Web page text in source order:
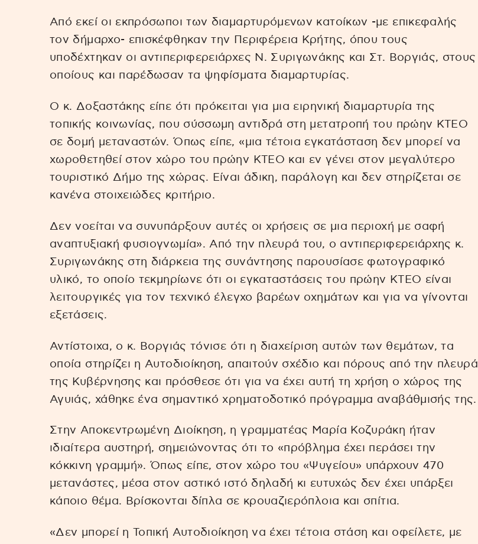
Από εκεί οι εκπρόσωποι των διαμαρτυρόμενων κατοίκων -με επικεφαλής
τον δήμαρχο- επισκέφθηκαν την Περιφέρεια Κρήτης, όπου τους
υποδέχτηκαν οι αντιπεριφερειάρχες Ν. Συριγωνάκης και Στ. Βοργιάς, στους
οποίους και παρέδωσαν τα ψηφίσματα διαμαρτυρίας.
Ο κ. Δοξαστάκης είπε ότι πρόκειται για μια ειρηνική διαμαρτυρία της
τοπικής κοινωνίας, που σύσσωμη αντιδρά στη μετατροπή του πρώην ΚΤΕΟ
σε δομή μεταναστών. Όπως είπε, «μια τέτοια εγκατάσταση δεν μπορεί να
χωροθετηθεί στον χώρο του πρώην ΚΤΕΟ και εν γένει στον μεγαλύτερο
τουριστικό Δήμο της χώρας. Είναι άδικη, παράλογη και δεν στηρίζεται σε
κανένα στοιχειώδες κριτήριο.
Δεν νοείται να συνυπάρξουν αυτές οι χρήσεις σε μια περιοχή με σαφή
αναπτυξιακή φυσιογνωμία». Από την πλευρά του, ο αντιπεριφερειάρχης κ.
Συριγωνάκης στη διάρκεια της συνάντησης παρουσίασε φωτογραφικό
υλικό, το οποίο τεκμηρίωνε ότι οι εγκαταστάσεις του πρώην ΚΤΕΟ είναι
λειτουργικές για τον τεχνικό έλεγχο βαρέων οχημάτων και για να γίνονται
εξετάσεις.
Αντίστοιχα, ο κ. Βοργιάς τόνισε ότι η διαχείριση αυτών των θεμάτων, τα
οποία στηρίζει η Αυτοδιοίκηση, απαιτούν σχέδιο και πόρους από την πλευρά
της Κυβέρνησης και πρόσθεσε ότι για να έχει αυτή τη χρήση ο χώρος της
Αγυιάς, χάθηκε ένα σημαντικό χρηματοδοτικό πρόγραμμα αναβάθμισής της.
Στην Αποκεντρωμένη Διοίκηση, η γραμματέας Μαρία Κοζυράκη ήταν
ιδιαίτερα αυστηρή, σημειώνοντας ότι το «πρόβλημα έχει περάσει την
κόκκινη γραμμή». Όπως είπε, στον χώρο του «Ψυγείου» υπάρχουν 470
μετανάστες, μέσα στον αστικό ιστό δηλαδή κι ευτυχώς δεν έχει υπάρξει
κάποιο θέμα. Βρίσκονται δίπλα σε κρουαζιερόπλοια και σπίτια.
«Δεν μπορεί η Τοπική Αυτοδιοίκηση να έχει τέτοια στάση και οφείλετε, με